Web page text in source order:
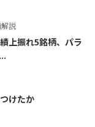
説
上振れ5銘柄、パラ
けたか